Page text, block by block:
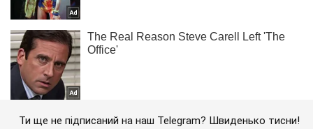
Ти ще не підписаний на наш Telegram? Швиденько тисни!